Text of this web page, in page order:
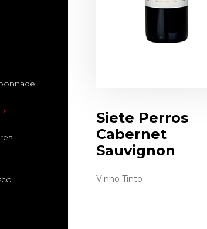
Siete Perros
Cabernet
Sauvignon
Vinho Tinto